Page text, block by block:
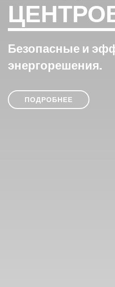
Безопасные и
энергорешения.
ПОДРОБНЕЕ